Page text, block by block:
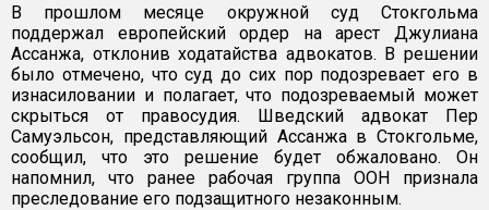
В прошлом месяце окружной суд Стокгольма
поддержал европейский ордер на арест Джулиана
Ассанжа, отклонив ходатайства адвокатов. В решении
было отмечено, что суд до сих пор подозревает его в
изнасиловании и полагает, что подозреваемый может
скрыться от правосудия. Шведский адвокат Пер
Самуэльсон, представляющий Ассанжа в Стокгольме,
сообщил, что это решение будет обжаловано. Он
напомнил, что ранее рабочая группа ООН признала
преследование его подзащитного незаконным.